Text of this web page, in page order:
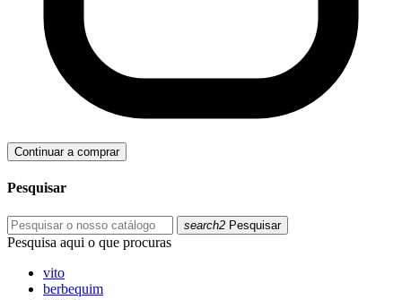
Continuar a comprar
Pesquisar
search2 Pesquisar
Pesquisa aqui o que procuras
vito
berbequim